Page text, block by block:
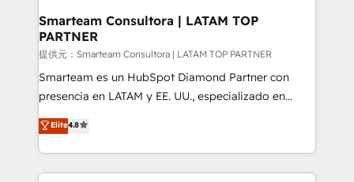
and technology around a single source of truth to
support sustainable growth and better decision-
making. Working with clients locally and globally, our
expertise includes HubSpot onboarding and CRM
implementation, automation, sales and customer
and data-driven campaigns. Winners of the first
Global HEART Award, Yamini Rogan, CEO of
Smarteam Consultora | LATAM TOP
PARTNER
提供元：Smarteam Consultora | LATAM TOP PARTNER
Smarteam es un HubSpot Diamond Partner con
presencia en LATAM y EE. UU., especializado en
implementaciones de HubSpot, integraciones API y
optimización de procesos comerciales con IA. Con
más de 6 años de experiencia, hemos liderado 100+
implementaciones conectando HubSpot con SAP,
Elite4.8